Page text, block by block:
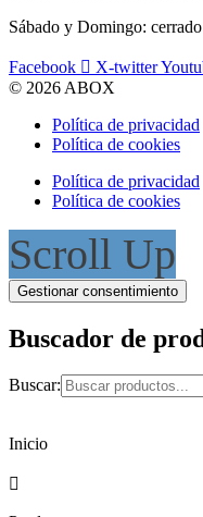
Sábado y Domingo: cerrado
Facebook X-twitter
© 2026 ABOX
Política de privacidad
Política de cookies
Política de privacidad
Política de cookies
Scroll Up
Gestionar consentimiento
Buscador de
Buscar:
Inicio